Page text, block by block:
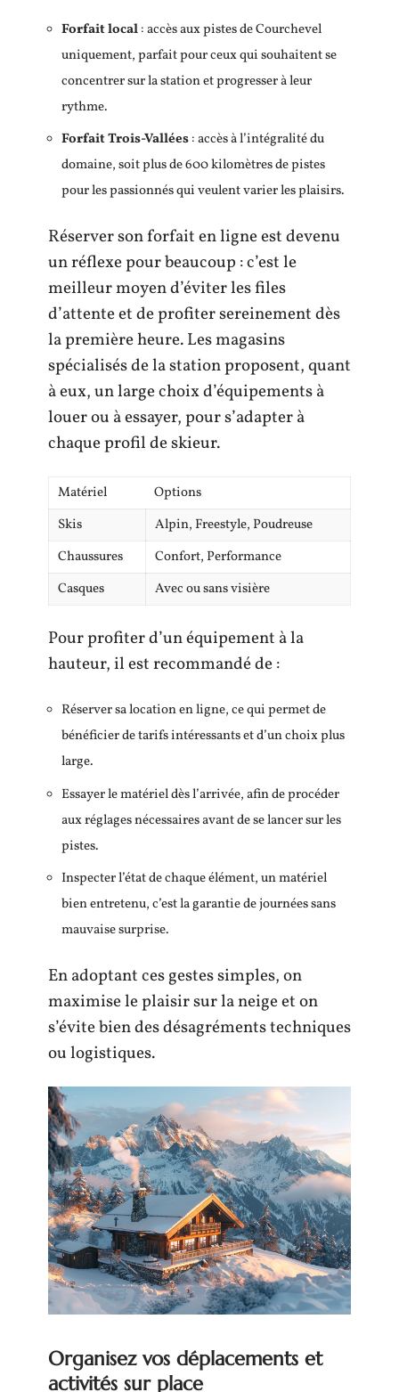
Forfait local: accès aux pistes de Courchevel
uniquement, parfait pour ceux qui souhaitent se
concentrer sur la station et progresser à leur
rythme.
Forfait Trois-Vallées: accès à l’intégralité du
domaine, soit plus de 600 kilomètres de pistes
pour les passionnés qui veulent varier les plaisirs.
Réserver son forfait en ligne est devenu
un réflexe pour beaucoup : c’est le
meilleur moyen d’éviter les files
d’attente et de profiter sereinement dès
la première heure. Les magasins
spécialisés de la station proposent, quant
à eux, un large choix d’équipements à
louer ou à essayer, pour s’adapter à
chaque profil de skieur.
Matériel
Options
Skis
Alpin, Freestyle, Poudreuse
Chaussures
Confort, Performance
Casques
Avec ou sans visière
Pour profiter d’un équipement à la
hauteur, il est recommandé de :
Réserver sa location en ligne, ce qui permet de
bénéficier de tarifs intéressants et d’un choix plus
large.
Essayer le matériel dès l’arrivée, afin de procéder
aux réglages nécessaires avant de se lancer sur les
pistes.
Inspecter l’état de chaque élément, un matériel
bien entretenu, c’est la garantie de journées sans
mauvaise surprise.
En adoptant ces gestes simples, on
maximise le plaisir sur la neige et on
s’évite bien des désagréments techniques
ou logistiques.
Organisez vos déplacements et
activités sur place